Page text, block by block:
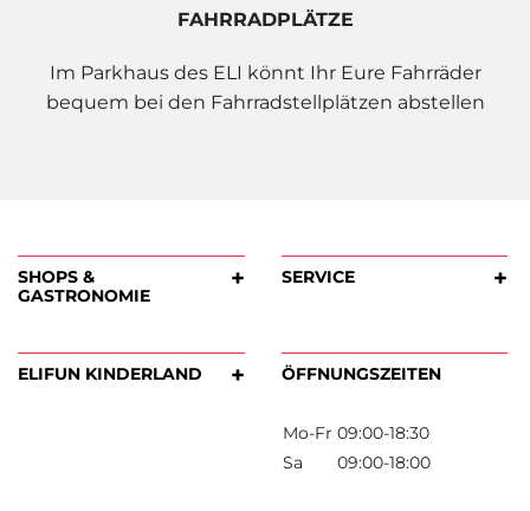
FAHRRADPLÄTZE
Im Parkhaus des ELI könnt Ihr Eure Fahrräder
bequem bei den Fahrradstellplätzen abstellen